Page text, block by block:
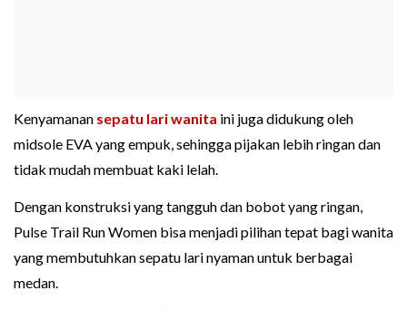
Kenyamanan sepatu lari wanita ini juga didukung oleh
midsole EVA yang empuk, sehingga pijakan lebih ringan dan
tidak mudah membuat kaki lelah.
Dengan konstruksi yang tangguh dan bobot yang ringan,
Pulse Trail Run Women bisa menjadi pilihan tepat bagi wanita
yang membutuhkan sepatu lari nyaman untuk berbagai
medan.